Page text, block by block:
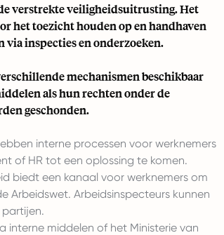
verstrekte veiligheidsuitrusting. Het
het toezicht houden op en handhaven
inspecties en onderzoeken.
mechanismen beschikbaar
als hun rechten onder de
geschonden.
interne processen voor werknemers
of HR tot een oplossing te komen.
biedt een kanaal voor werknemers om
Arbeidswet. Arbeidsinspecteurs kunnen
interne middelen of het Ministerie van